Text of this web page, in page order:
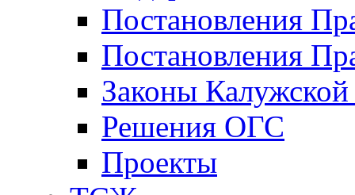
Постановления
Постановления
Законы Калужской
Решения ОГС
Проекты